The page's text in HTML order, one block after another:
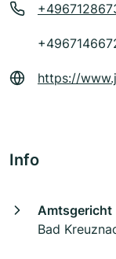
https://
Info
Amtsgericht
Bad